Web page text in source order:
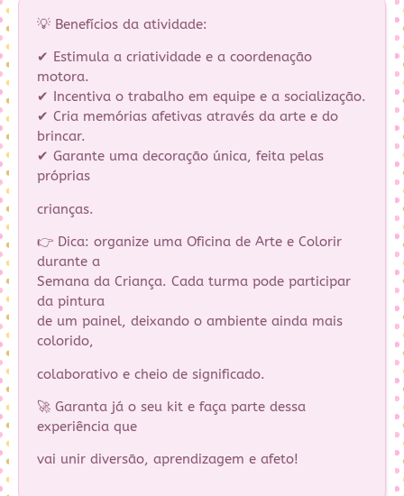
💡 Benefícios da atividade:
✔ Estimula a criatividade e a coordenação
motora.
✔ Incentiva o trabalho em equipe e a socialização.
✔ Cria memórias afetivas através da arte e do
brincar.
✔ Garante uma decoração única, feita pelas
próprias
crianças.
👉 Dica: organize uma Oficina de Arte e Colorir
durante a
Semana da Criança. Cada turma pode participar
da pintura
de um painel, deixando o ambiente ainda mais
colorido,
colaborativo e cheio de significado.
🚀 Garanta já o seu kit e faça parte dessa
experiência que
vai unir diversão, aprendizagem e afeto!